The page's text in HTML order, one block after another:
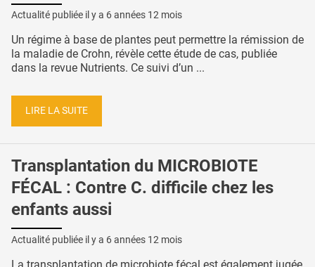
Actualité publiée il y a 6 années 12 mois
Un régime à base de plantes peut permettre la rémission de
la maladie de Crohn, révèle cette étude de cas, publiée
dans la revue Nutrients. Ce suivi d’un ...
LIRE LA SUITE
Transplantation du MICROBIOTE
FÉCAL : Contre C. difficile chez les
enfants aussi
Actualité publiée il y a 6 années 12 mois
La transplantation de microbiote fécal est également jugée